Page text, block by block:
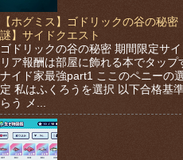
【ホグミス】ゴドリックの谷の秘
謎】サイドクエスト
ゴドリックの谷の秘密 期間限定サ
リア報酬は部屋に飾れる本でタッ
ナイド家最強part1 ここのペニーの
定 私はふくろうを選択 以下合格基
らう メ...